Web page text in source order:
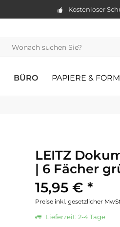
Kostenloser
BÜRO PAPIERE &
LEITZ
| 6 Fächer
15,95 € *
Preise inkl. gesetzlicher
Lieferzeit: 2-4 Tage